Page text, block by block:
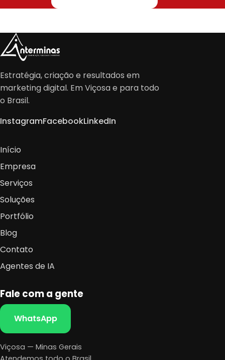
Estratégia, criação e resultados em
marketing digital. Em Viçosa e para todo
o Brasil.
InstagramFacebookLinkedIn
Início
Empresa
Serviços
Soluções
Portfólio
Blog
Contato
Agentes de IA
Fale com a gente
WhatsApp
Viçosa — Minas Gerais